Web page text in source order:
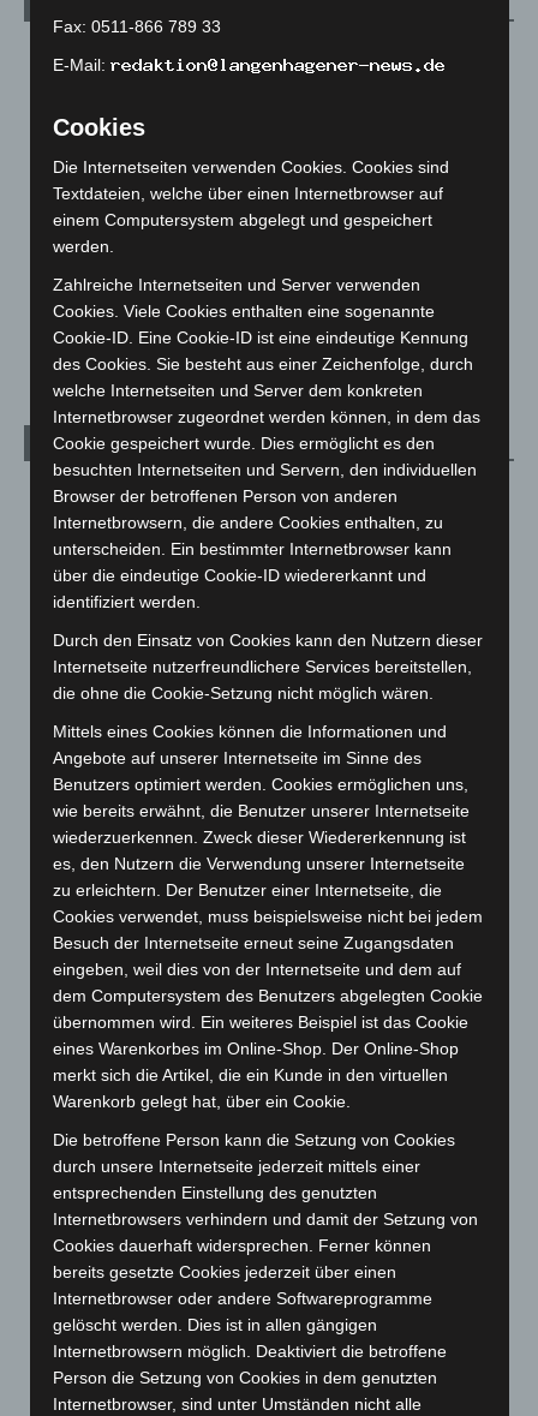
Blaulicht
Hannover und Region
Langenhagen und Ortsteile
Leserbriefe
Menschen
Veranstaltungen
Welt
1.270
Archiv
August 2026(12)
Juli 2026(73)
Juni 2026 (139)
Mai 2026(99)
April 2026(99)
März 2026(115)
Januar 2026
(122)
Dezember 2025(103)
November 2025(114)
Oktober 2025(112)
September 2025(93)
August 2025(90)
Juli 2025(90)
Juni 2025(103)
Mai 2025(112)
April 2025(88)
März 2025(111)
Februar 2025(96)
Januar 2025(88)
Dezember 2024(89)
November 2024(94)
Oktober 2024
September 2024(112)
August 2024(107)
Juli 2024(89)
Fax: 0511-866 789 33
E-Mail:
Cookies
Die Internetseiten verwenden Cookies. Cookies sind
Textdateien, welche über einen Internetbrowser auf
einem Computersystem abgelegt und gespeichert
werden.
Zahlreiche Internetseiten und Server verwenden
Cookies. Viele Cookies enthalten eine sogenannte
Cookie-ID. Eine Cookie-ID ist eine eindeutige Kennung
des Cookies. Sie besteht aus einer Zeichenfolge, durch
welche Internetseiten und Server dem konkreten
Internetbrowser zugeordnet werden können, in dem das
Cookie gespeichert wurde. Dies ermöglicht es den
besuchten Internetseiten und Servern, den individuellen
Browser der betroffenen Person von anderen
Internetbrowsern, die andere Cookies enthalten, zu
unterscheiden. Ein bestimmter Internetbrowser kann
über die eindeutige Cookie-ID wiedererkannt und
identifiziert werden.
Durch den Einsatz von Cookies kann den Nutzern dieser
Internetseite nutzerfreundlichere Services bereitstellen,
die ohne die Cookie-Setzung nicht möglich wären.
Mittels eines Cookies können die Informationen und
Angebote auf unserer Internetseite im Sinne des
Benutzers optimiert werden. Cookies ermöglichen uns,
wie bereits erwähnt, die Benutzer unserer Internetseite
wiederzuerkennen. Zweck dieser Wiedererkennung ist
es, den Nutzern die Verwendung unserer Internetseite
zu erleichtern. Der Benutzer einer Internetseite, die
Cookies verwendet, muss beispielsweise nicht bei jedem
Besuch der Internetseite erneut seine Zugangsdaten
eingeben, weil dies von der Internetseite und dem auf
dem Computersystem des Benutzers abgelegten Cookie
übernommen wird. Ein weiteres Beispiel ist das Cookie
eines Warenkorbes im Online-Shop. Der Online-Shop
merkt sich die Artikel, die ein Kunde in den virtuellen
Warenkorb gelegt hat, über ein Cookie.
Die betroffene Person kann die Setzung von Cookies
durch unsere Internetseite jederzeit mittels einer
entsprechenden Einstellung des genutzten
Internetbrowsers verhindern und damit der Setzung von
Cookies dauerhaft widersprechen. Ferner können
bereits gesetzte Cookies jederzeit über einen
Internetbrowser oder andere Softwareprogramme
gelöscht werden. Dies ist in allen gängigen
Internetbrowsern möglich. Deaktiviert die betroffene
Person die Setzung von Cookies in dem genutzten
Internetbrowser, sind unter Umständen nicht alle